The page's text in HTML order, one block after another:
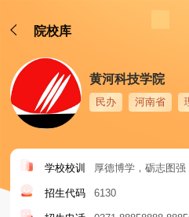
院校库
黄河科技学院
民办 河南省
学校校训 厚德博学，砺志图强
招生代码 6130